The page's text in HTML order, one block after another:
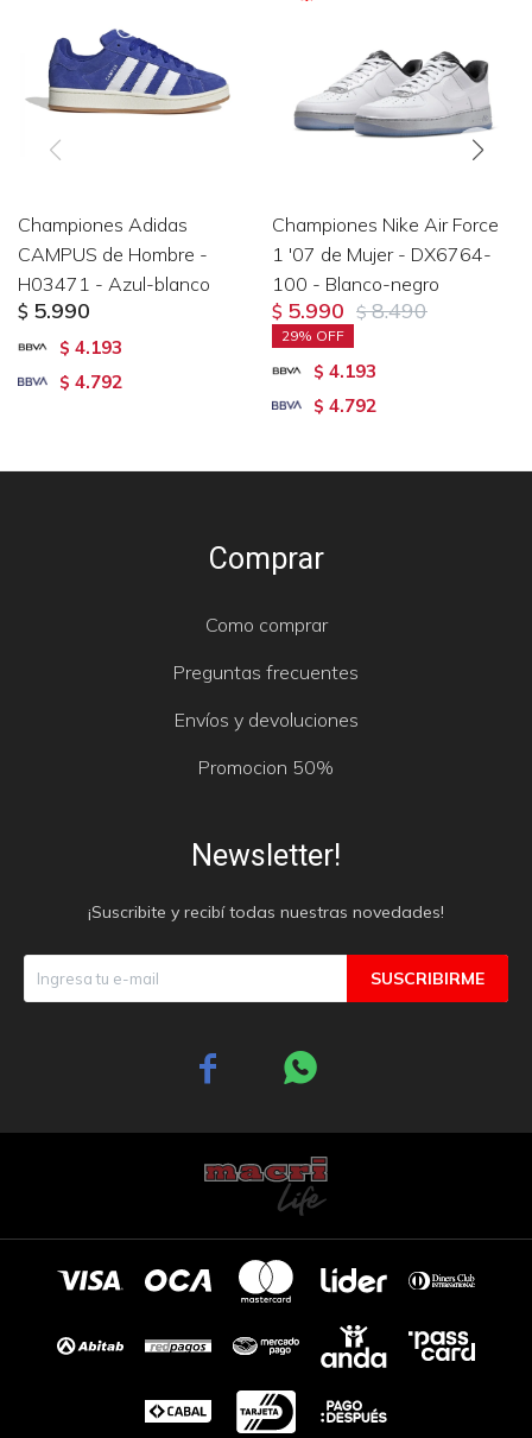
Championes Adidas
CAMPUS de Hombre -
H03471 - Azul-blanco
$ 5.990
$ 4.193
$ 4.792
Championes Nike Air Force
1 '07 de Mujer - DX6764-
100 - Blanco-negro
$ 5.990 $ 8.490
29
$ 4.193
$ 4.792
Comprar
Como comprar
Preguntas frecuentes
Envíos y devoluciones
Promocion 50%
Newsletter!
¡Suscribite y recibí todas nuestras novedades!
SUSCRIBIRME
 